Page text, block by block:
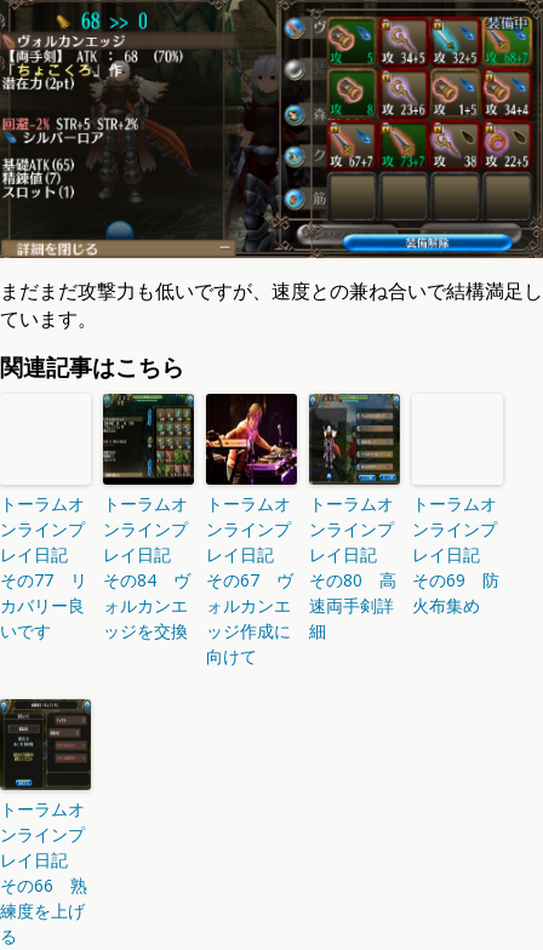
まだまだ攻撃力も低いですが、速度との兼ね合いで結構満足し
ています。
関連記事はこちら
トーラムオ
ンラインプ
レイ日記
その77 リ
カバリー良
いです
トーラムオ
ンラインプ
レイ日記
その84 ヴ
ォルカンエ
ッジを交換
トーラムオ
ンラインプ
レイ日記
その67 ヴ
ォルカンエ
ッジ作成に
向けて
トーラムオ
ンラインプ
レイ日記
その80 高
速両手剣詳
細
トーラムオ
ンラインプ
レイ日記
その69 防
火布集め
トーラムオ
ンラインプ
レイ日記
その66 熟
練度を上げ
る